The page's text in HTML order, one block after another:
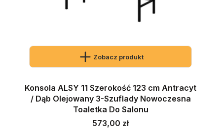
Zobacz produkt
Konsola ALSY 11 Szerokość 123 cm Antracyt
/ Dąb Olejowany 3-Szuflady Nowoczesna
Toaletka Do Salonu
Cena
573,00 zł